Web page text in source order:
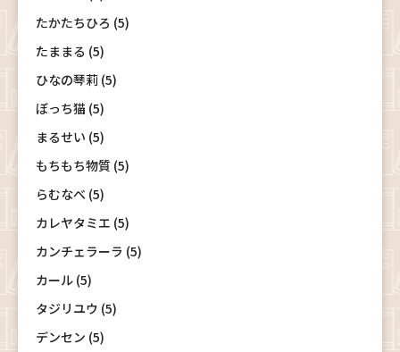
たかたちひろ (5)
たままる (5)
ひなの琴莉 (5)
ぼっち猫 (5)
まるせい (5)
もちもち物質 (5)
らむなべ (5)
カレヤタミエ (5)
カンチェラーラ (5)
カール (5)
タジリユウ (5)
デンセン (5)